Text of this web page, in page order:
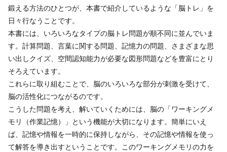
鍛える方法のひとつが、本書で紹介しているような「脳トレ」を
日々行なうことです。
本書には、いろいろなタイプの脳トレ問題が順不同に並んでいま
す。計算問題、言葉に関する問題、記憶力の問題、さまざまな思
い出しクイズ、空間認知能力が必要な図形問題などを豊富にとり
そろえています。
これらに取り組むことで、脳のいろいろな部分が刺激を受けて、
脳の活性化につながるのです。
こうした問題を考え、解いていくためには、脳の「ワーキングメ
モリ（作業記憶）」という機能が大切になります。簡単にいえ
ば、記憶や情報を一時的に保持しながら、その記憶や情報を使っ
て解答を導き出すということです。このワーキングメモリの力を